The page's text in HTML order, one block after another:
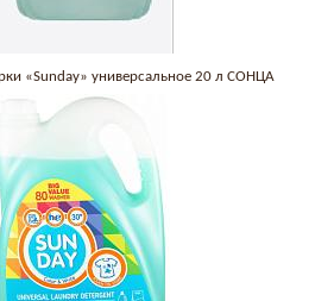
«Sunday» универсальное 20 л СОНЦА